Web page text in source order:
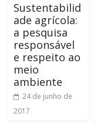
Sustentabilid
ade agrícola:
a pesquisa
responsável
e respeito ao
meio
ambiente
24 de junho de
2017